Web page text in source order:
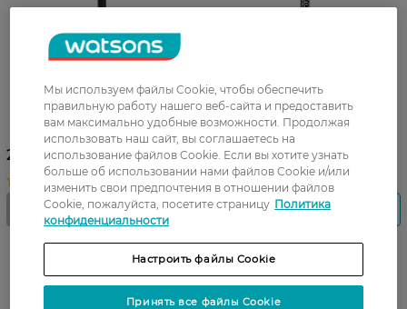
Карандаш для бровей
автоматический Max Factor
Brow Shaper 30 Deep Brown
272,99 ГРН
Карандаш для бровей
автоматический Maybelline
New York Brow Ultra Slim
Black 1 шт
Мы используем файлы Cookie, чтобы обеспечить
правильную работу нашего веб-сайта и предоставить
вам максимально удобные возможности. Продолжая
использовать наш сайт, вы соглашаетесь на
использование файлов Cookie. Если вы хотите узнать
больше об использовании нами файлов Cookie и/или
изменить свои предпочтения в отношении файлов
Cookie, пожалуйста, посетите страницу Политика
конфиденциальности
Настроить файлы Cookie
Принять все файлы Cookie